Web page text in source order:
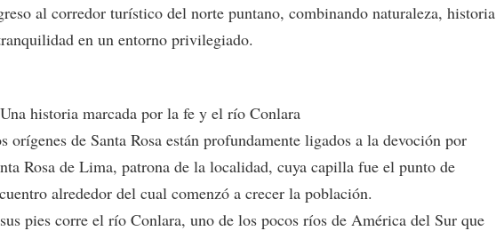
al corredor turístico del norte puntano, combinando naturaleza, historia
en un entorno privilegiado.
historia marcada por la fe y el río Conlara
orígenes de Santa Rosa están profundamente ligados a la devoción por
Rosa de Lima, patrona de la localidad, cuya capilla fue el punto de
alrededor del cual comenzó a crecer la población.
pies corre el río Conlara, uno de los pocos ríos de América del Sur que